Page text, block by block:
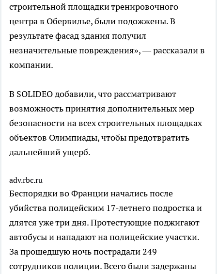
строительной площадки тренировочного
центра в Обервилье, были подожжены. В
результате фасад здания получил
незначительные повреждения», — рассказали в
компании.
В SOLIDEO добавили, что рассматривают
возможность принятия дополнительных мер
безопасности на всех строительных площадках
объектов Олимпиады, чтобы предотвратить
дальнейший ущерб.
adv.rbc.ru
Беспорядки во Франции начались после
убийства полицейским 17-летнего подростка и
длятся уже три дня. Протестующие поджигают
автобусы и нападают на полицейские участки.
За прошедшую ночь пострадали 249
сотрудников полиции. Всего были задержаны